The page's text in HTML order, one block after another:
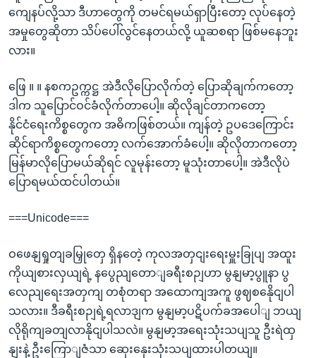
ကျေနပ်လို့သာ ဒီဟာတွေကို တမင်ရမယ်ရှာပြီးတော့ လုပ်နေတဲ့
အမှုတွေဆိုတာ သိပ်ပေါ်လွင်နေတယ်လို့ ယူဆစရာ ဖြစ်မနေဘူး
လား။
ဖြေ ။ ။ နစကဥက္ကဋ္ဌ အဲဒီလိုပြောလိုက်တဲ့ ပြောဆိုချက်ကတော့
ဒါက သူပြောင်ဝင်ခံလိုက်တာပေါ့။ ဆိုလိုချင်တာကတော့
နိုင်ငံရေးကိစ္စတွေက အဓိကဖြစ်တယ်။ ကျန်တဲ့ ဥပဒေကြောင်း
ဆိုင်ရာကိစ္စတွေကတော့ လက်အောက်ခံပေါ့။ ဆိုလိုတာကတော့
မြန်မာလိုပြောမယ်ဆိုရင် လူမုန်းတော့ မူသုံးတာပေါ့။ အဲဒီလိုပဲ
ပြောရမယ်ထင်ပါတယ်။
===Unicode===
ဝဖေနျရှုတျခမြှုတှေ ရှိနတေဲ့ ကုလအတှငျးရေးမှူးခြုပျ အထူး
ကိုယျစားလှယျရဲ့ နပွေညျတောျခရီးစဉျဟာ မွနျမာ့ပွူနာ ပွ
လေညျရေးအတှကျ တစုံတရာ အထောကျအကူ ဖွဈစနေိုငျပါ
သလား။ ဒီခရီးစဉျရဲ့ရလာဒျက မွနျမာ့ပဋိပက်ခအပေါျ ဘယျ
လိုရိုကျခတျလာနိုငျပါသလဲ။ မွနျမာ့အရေးသုံးသပျသူ ဦးရဲထှ
နျးနဲ့ ဦးကြောျဇံသာ ဆှေးနှေးသုံးသပျထားပါတယျ။